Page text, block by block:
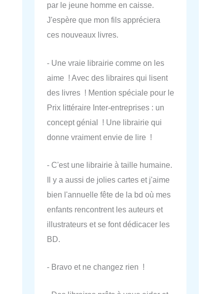
par le jeune homme en caisse.
J'espère que mon fils appréciera
ces nouveaux livres.
- Une vraie librairie comme on les
aime ! Avec des libraires qui lisent
des livres ! Mention spéciale pour le
Prix littéraire Inter-entreprises : un
concept génial ! Une librairie qui
donne vraiment envie de lire !
- C'est une librairie à taille humaine.
Il y a aussi de jolies cartes et j'aime
bien l'annuelle fête de la bd où mes
enfants rencontrent les auteurs et
illustrateurs et se font dédicacer les
BD.
- Bravo et ne changez rien !